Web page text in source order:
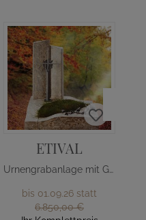
ETIVAL
Urnengrabanlage mit Grabstein & Einfassung
bis 01.09.26 statt
6.850,00 €